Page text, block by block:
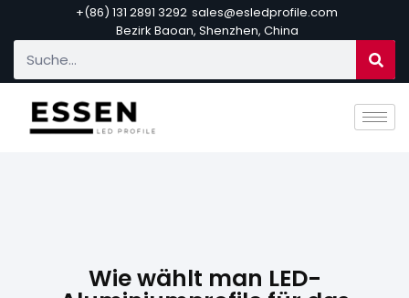
+(86) 131 2891 3292 sales@esledprofile.com
Bezirk Baoan, Shenzhen, China
Wie wählt man LED-